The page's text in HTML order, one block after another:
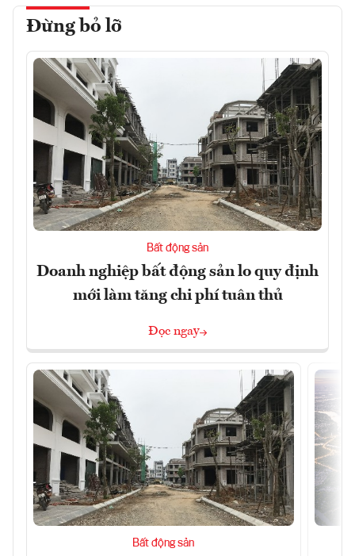
Đừng bỏ lỡ
Bất động sản
Doanh nghiệp bất động sản lo quy định
mới làm tăng chi phí tuân thủ
Đọc ngay
Bất động sản